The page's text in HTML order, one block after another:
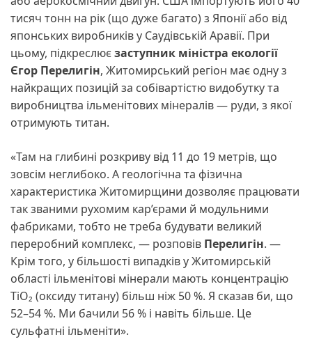
тисяч тонн на рік (що дуже багато) з Японії або від
японських виробників у Саудівській Аравії. При
цьому, підкреслюєзаступник міністра екології
Єгор Перелигін, Житомирський регіон має одну з
найкращих позицій за собівартістю видобутку та
виробництва ільменітових мінералів — руди, з якої
отримують титан.
«Там на глибині розкриву від 11 до 19 метрів, що
зовсім неглибоко. А геологічна та фізична
характеристика Житомирщини дозволяє працювати
так званими рухомим кар’єрами й модульними
фабриками, тобто не треба будувати великий
переробний комплекс, — розповів Перелигін. —
Крім того, у більшості випадків у Житомирській
області ільменітові мінерали мають концентрацію
TiO₂ (оксиду титану) більш ніж 50 %. Я сказав би, що
52–54 %. Ми бачили 56 % і навіть більше. Це
сульфатні ільменіти».